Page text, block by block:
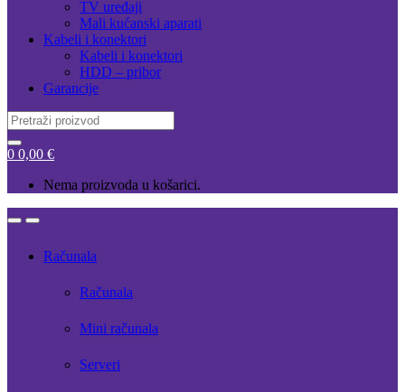
TV uređaji
Mali kućanski aparati
Kabeli i konektori
Kabeli i konektori
HDD – pribor
Garancije
Search
for:
0 0,00 €
Nema proizvoda u košarici.
OpenClose
Računala
Računala
Mini računala
Serveri